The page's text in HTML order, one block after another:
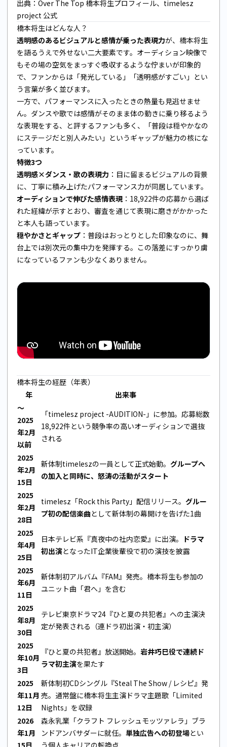
出典： Over The Top 橋本将生プロフィール、 timelesz
project 公式
橋本将生はどんな人？
透明感のあるビジュアルと感情が乗った表現力が、橋本将生
を語るうえで外せない二大要素です。オーディション映像で
もその場の空気をまっすぐ吸収するような佇まいが印象的
で、ファンからは「発光している」「透明感がすごい」とい
う言葉が多く並びます。
一方で、パフォーマンスに入ったときの熱量も見逃せませ
ん。ダンスや歌では感情がそのまま体の動きに乗り移るよう
な表現をする、と評するファンも多く、「普段は穏やかなの
にステージだと別人みたい」というギャップが魅力の核にな
っています。
特徴3つ
透明感×ダンス・歌の表現力 ：目に留まるビジュアルの背景
に、丁寧に積み上げたパフォーマンス力が同居しています。
オーディションで伸びた感情表現 ：18,922件の応募から選ば
れた経緯が示すとおり、審査を通じて表現に磨きがかかった
と本人も語っています。
穏やかさとギャップ ：普段はおっとりとした印象なのに、舞
台上では別次元の集中力を発揮する。この落差にすっかり虜
になっているファンも少なくありません。
橋本将生の経歴（年表）
年
出来事
〜
2025
年2月
以前
「timelesz project -AUDITION-」に参加。応募総数
18,922件という競争率の高いオーディションで選抜
される
2025
年2月
15日
新体制timeleszの一員として正式始動。 グループへ
の加入と同時に、怒涛の活動がスタート
2025
年2月
28日
timelesz「Rock this Party」配信リリース。 グルー
プ初の配信楽曲として新体制の幕開けを告げた1曲
2025
年4月
25日
日本テレビ系『真夜中の社内恋愛』に出演。 ドラマ
初出演となったIT企業後輩役で初の演技を披露
2025
年6月
11日
新体制初アルバム『FAM』発売。橋本将生も参加の
ユニット曲「君へ」を含む
2025
年8月
30日
テレビ東京ドラマ24『ひと夏の共犯者』への主演決
定が発表される（連ドラ初出演・初主演）
2025
年10月
3日
『ひと夏の共犯者』放送開始。 岩井巧巳役で連続ド
ラマ初主演を果たす
2025
年11月
12日
新体制初CDシングル『Steal The Show / レシピ』発
売。通常盤に橋本将生主演ドラマ主題歌「Limited
Nights」を収録
2026
年1月
15日
森永乳業「クラフト フレッシュモッツァレラ」ブラ
ンドアンバサダーに就任。 単独広告への初登場とい
う個人キャリアの転換点